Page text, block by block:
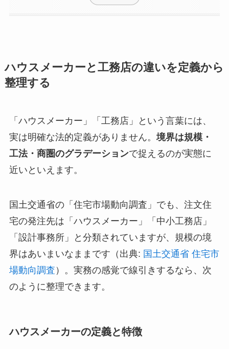
ハウスメーカーと工務店の違いを定義から
整理する
「ハウスメーカー」「工務店」という言葉には、
実は明確な法的定義がありません。 境界は規模・
工法・商圏のグラデーションで捉えるのが実態に
近いといえます。
国土交通省の「住宅市場動向調査」でも、注文住
宅の発注先は「ハウスメーカー」「中小工務店」
「設計事務所」と分類されていますが、規模の境
界はあいまいなままです（出典: 国土交通省 住宅市
場動向調査 ）。実務の感覚で線引きするなら、次
のように整理できます。
ハウスメーカーの定義と特徴